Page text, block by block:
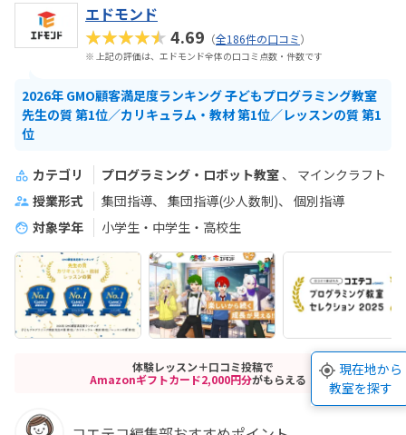
エドモンド
★★★★★4.69 （全186件の口コミ）
※ 上記の評価は、エドモンド全体の口コミ点数・件数です
2026年 GMO顧客満足度ランキング 子どもプログラミング教室
先生の質 第1位／カリキュラム・教材 第1位／レッスンの質 第1
位
カテゴリ プログラミング・ロボット教室
マインクラフト
授業形式
集団指導 集団指導(少人数制)
個別指導
対象学年
小学生・中学生・高校生
体験レッスン＋口コミ投稿で
Amazonギフトカード2,000円分がもらえる！
現在地から
教室を探す